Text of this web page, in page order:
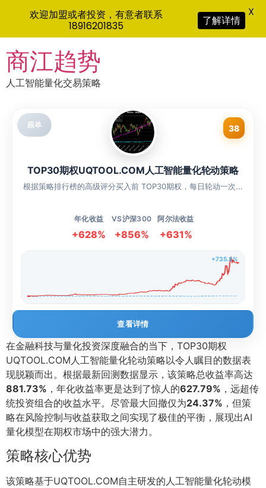
to
content
商江趋势
人工智能量化交易策略
跟单 38
TOP30期权UQTOOL.COM人工智能量化轮动策略
根据策略排行榜的高级评分买入前 TOP30期权，每日轮动一次...
年化收益
+628%
VS沪深300
+856%
阿尔法收益
+631%
+735.8%
查看详情
在金融科技与量化投资深度融合的当下，TOP30期权
UQTOOL.COM人工智能量化轮动策略以令人瞩目的数据表
现脱颖而出。根据最新回测数据显示，该策略总收益率高达
881.73% ，年化收益率更是达到了惊人的627.79% ，远超传
统投资组合的收益水平。尽管最大回撤仅为24.37% ，但策
略在风险控制与收益获取之间实现了极佳的平衡，展现出AI
量化模型在期权市场中的强大潜力。
策略核心优势
该策略基于UQTOOL.COM自主研发的人工智能量化轮动模
欢迎加盟或者投资，有意者联系
18916201835
了解详情
X